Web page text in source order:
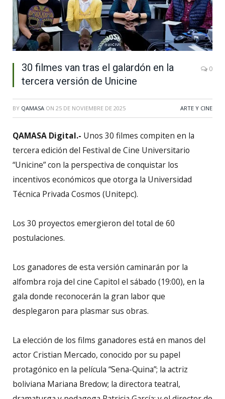
30 filmes van tras el galardón en la
tercera versión de Unicine
0
BY QAMASA ON 25 DE NOVIEMBRE DE 2025 ARTE Y CINE
QAMASA Digital.- Unos 30 filmes compiten en la
tercera edición del Festival de Cine Universitario
“Unicine” con la perspectiva de conquistar los
incentivos económicos que otorga la Universidad
Técnica Privada Cosmos (Unitepc).
Los 30 proyectos emergieron del total de 60
postulaciones.
Los ganadores de esta versión caminarán por la
alfombra roja del cine Capitol el sábado (19:00), en la
gala donde reconocerán la gran labor que
desplegaron para plasmar sus obras.
La elección de los films ganadores está en manos del
actor Cristian Mercado, conocido por su papel
protagónico en la película “Sena-Quina”; la actriz
boliviana Mariana Bredow; la directora teatral,